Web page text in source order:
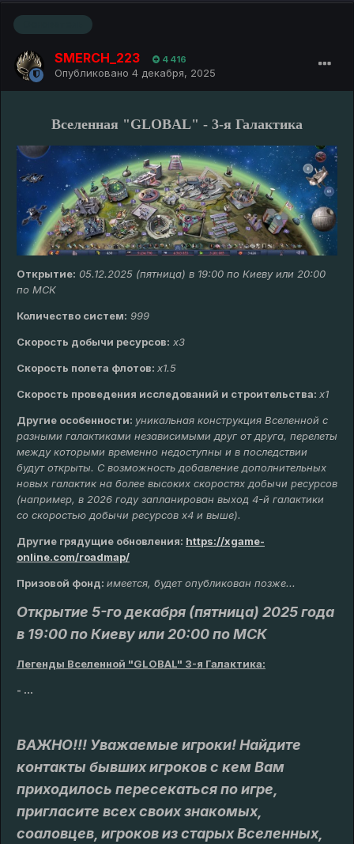
SMERCH_223 4 416
Опубликовано 4 декабря, 2025
Вселенная "GLOBAL" - 3-я Галактика
Открытие: 05.12.2025 (пятница) в 19:00 по Киеву или 20:00
по МСК
Количество систем: 999
Скорость добычи ресурсов: х3
Скорость полета флотов: х1.5
Скорость проведения исследований и строительства: x1
Другие особенности: уникальная конструкция Вселенной с
разными галактиками независимыми друг от друга, перелеты
между которыми временно недоступны и в последствии
будут открыты. С возможность добавление дополнительных
новых галактик на более высоких скоростях добычи ресурсов
(например, в 2026 году запланирован выход 4-й галактики
со скоростью добычи ресурсов х4 и выше).
Другие грядущие обновления: https://xgame-
online.com/roadmap/
Призовой фонд: имеется, будет опубликован позже...
Открытие 5-го декабря (пятница) 2025 года
в 19:00 по Киеву или 20:00 по МСК
Легенды Вселенной "GLOBAL" 3-я Галактика:
- ...
ВАЖНО!!! Уважаемые игроки! Найдите
контакты бывших игроков с кем Вам
приходилось пересекаться по игре,
пригласите всех своих знакомых,
соаловцев, игроков из старых Вселенных,